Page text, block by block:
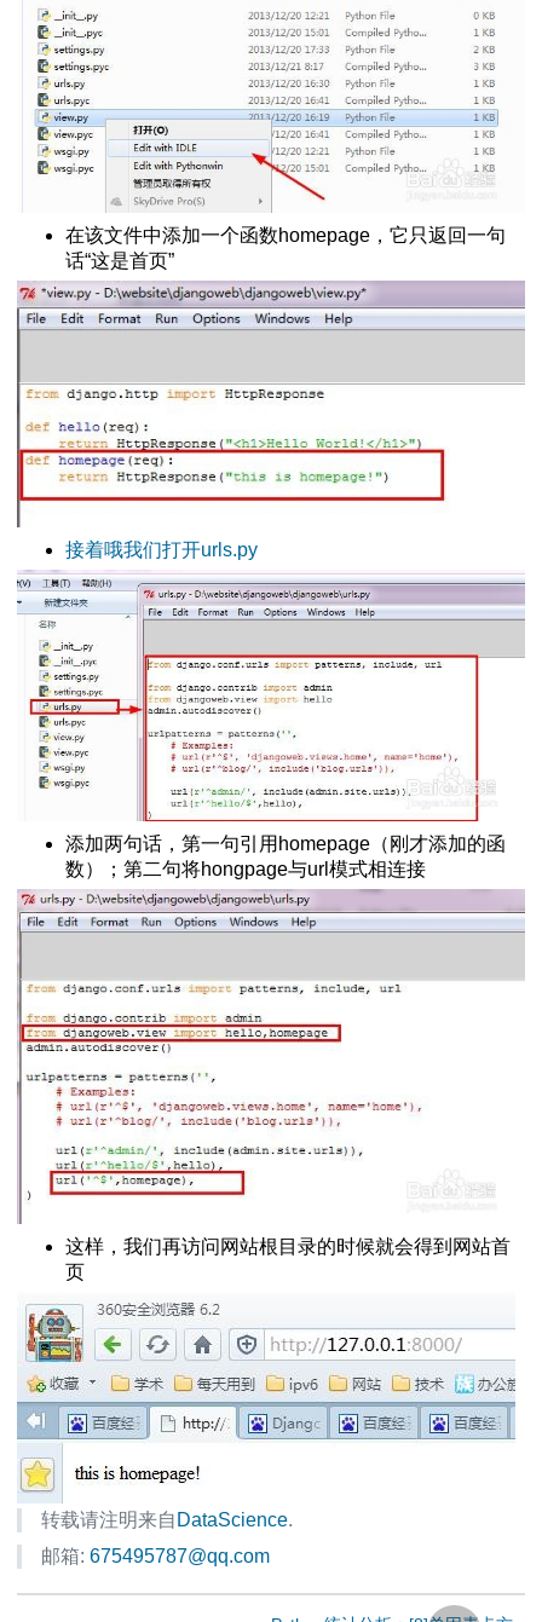
Django
法 - 副本
法
在该文件中添加一个函数homepage，它只返回一句
话“这是首页”
接着哦我们打开urls.py
添加两句话，第一句引用homepage（刚才添加的函
数）；第二句将hongpage与url模式相连接
这样，我们再访问网站根目录的时候就会得到网站首
页
转载请注明来自 DataScience.
邮箱: 675495787@qq.com